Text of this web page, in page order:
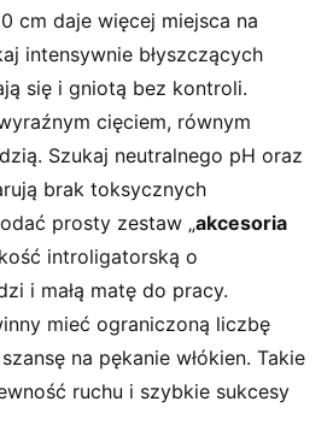
cm daje więcej miejsca na
intensywnie błyszczących
się i gniotą bez kontroli.
cięciem, równym
Szukaj neutralnego pH oraz
brak toksycznych
prosty zestaw „akcesoria
introligatorską o
i małą matę do pracy.
mieć ograniczoną liczbę
na pękanie włókien. Takie
ruchu i szybkie sukcesy